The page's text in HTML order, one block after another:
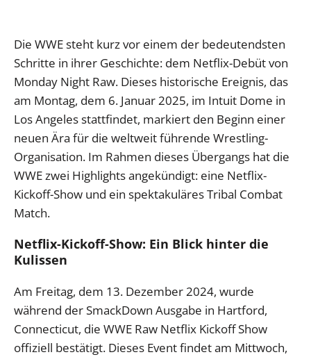
Die WWE steht kurz vor einem der bedeutendsten
Schritte in ihrer Geschichte: dem Netflix-Debüt von
Monday Night Raw. Dieses historische Ereignis, das
am Montag, dem 6. Januar 2025, im Intuit Dome in
Los Angeles stattfindet, markiert den Beginn einer
neuen Ära für die weltweit führende Wrestling-
Organisation. Im Rahmen dieses Übergangs hat die
WWE zwei Highlights angekündigt: eine Netflix-
Kickoff-Show und ein spektakuläres Tribal Combat
Match.
Netflix-Kickoff-Show: Ein Blick hinter die
Kulissen
Am Freitag, dem 13. Dezember 2024, wurde
während der SmackDown Ausgabe in Hartford,
Connecticut, die WWE Raw Netflix Kickoff Show
offiziell bestätigt. Dieses Event findet am Mittwoch,